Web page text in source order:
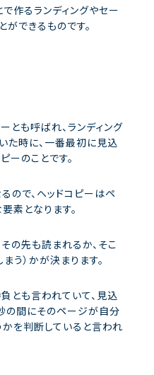
作るランディングやセー
できるものです。
とも呼ばれ、ランディング
た時に、一番最初に見込
のことです。
ので、ヘッドコピーはペ
素となります。
の先も読まれるか、そこ
う）かが決まります。
とも言われていて、見込
の間にそのページが自分
を判断していると言われ